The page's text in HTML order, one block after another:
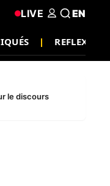
REFLEXION
LIVE EN
le discours